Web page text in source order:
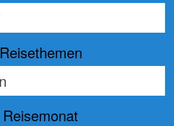
Reisethemen
Reisemonat